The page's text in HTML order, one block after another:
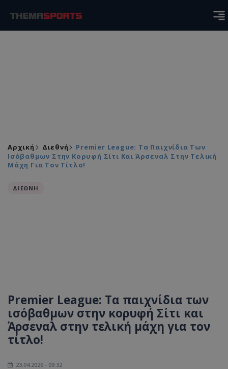
Αρχική Διεθνή
Premier League: Τα Παιχνίδια Των
Ισόβαθμων Στην Κορυφή Σίτι Και Άρσεναλ Στην Τελική
Μάχη Για Τον Τίτλο!
ΔΙΕΘΝΗ
Premier League: Τα παιχνίδια των
ισόβαθμων στην κορυφή Σίτι και
Άρσεναλ στην τελική μάχη για τον
τίτλο!
23.04.2026 - 09:32